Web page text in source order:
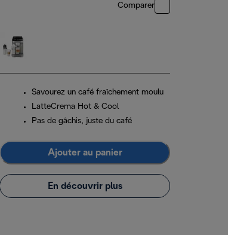
Comparer
Savourez un café fraîchement moulu
LatteCrema Hot & Cool
Pas de gâchis, juste du café
Ajouter au panier
En découvrir plus